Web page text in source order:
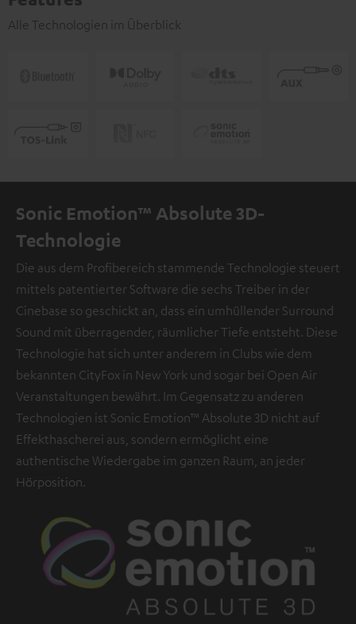
Alle Technologien im Überblick
Sonic Emotion™ Absolute 3D-
Technologie
Die aus dem Profibereich stammende Technologie steuert
mittels patentierter Software die sechs Treiber in der
Cinebase so geschickt an, dass ein umhüllender Surround
Sound mit überragender, räumlicher Tiefe entsteht. Diese
Technologie hat sich unter anderem in Clubs wie dem
bekannten CityFox in New York und sogar bei Open Air
Veranstaltungen bewährt. Im Gegensatz zu anderen
Technologien ist Sonic Emotion™ Absolute 3D nicht auf
Effekthascherei aus, sondern ermöglicht eine
authentische Wiedergabe im ganzen Raum, an jeder
Hörposition.